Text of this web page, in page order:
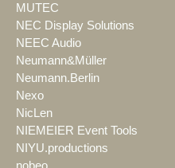
MUTEC
NEC Display Solutions
NEEC Audio
Neumann&Müller
Neumann.Berlin
Nexo
NicLen
NIEMEIER Event Tools
NIYU.productions
nobeo